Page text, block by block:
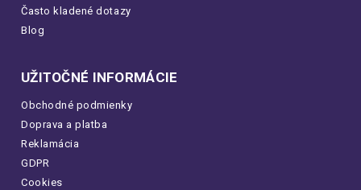
Často kladené dotazy
Blog
UŽITOČNÉ INFORMÁCIE
Obchodné podmienky
Doprava a platba
Reklamácia
GDPR
Cookies